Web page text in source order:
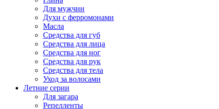
Для мужчин
Духи с ферромонами
Масла
Средства для губ
Средства для лица
Средства для ног
Средства для рук
Средства для тела
Уход за волосами
Летние серии
Для загара
Репелленты